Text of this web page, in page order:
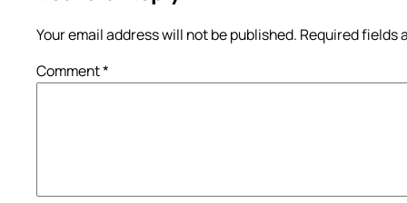
Your email address will not be published. Required fields
Comment*